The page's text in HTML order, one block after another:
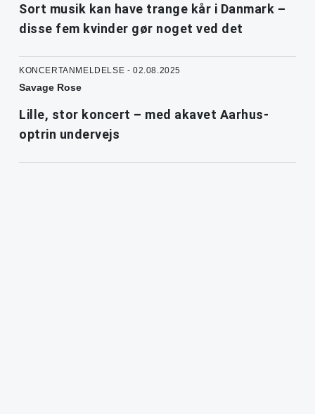
Sort musik kan have trange kår i Danmark –
disse fem kvinder gør noget ved det
KONCERTANMELDELSE - 02.08.2025
Savage Rose
Lille, stor koncert – med akavet Aarhus-
optrin undervejs